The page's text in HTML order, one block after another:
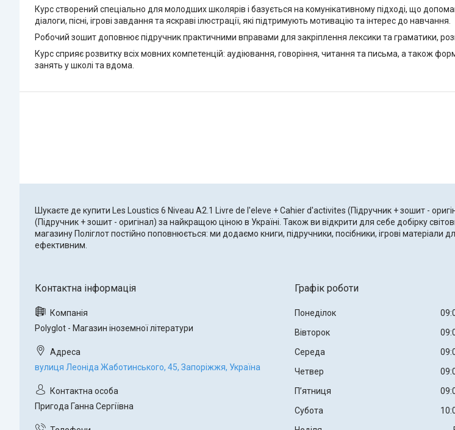
Курс створений спеціально для молодших школярів і базується на комунікативному підході, що
діалоги, пісні, ігрові завдання та яскраві ілюстрації, які підтримують мотивацію та інтерес до навчання.
Робочий зошит доповнює підручник практичними вправами для закріплення лексики та граматики,
Курс сприяє розвитку всіх мовних компетенцій: аудіювання, говоріння, читання та письма, а також
занять у школі та вдома.
Шукаєте де купити Les Loustics 6 Niveau A2.1 Livre de l'eleve + Cahier d'activites (Підручник + зошит -
(Підручник + зошит - оригінал) за найкращою ціною в Україні. Також ви відкрити для себе добірку
магазину Поліглот постійно поповнюється: ми додаємо книги, підручники, посібники, ігрові
ефективним.
Polyglot - Магазин іноземної літератури
вулиця Леоніда Жаботинського, 45, Запоріжжя, Україна
Пригода Ганна Сергіївна
Графік роботи
Понеділок
Вівторок
Середа
Четвер
Пʼятниця
Субота